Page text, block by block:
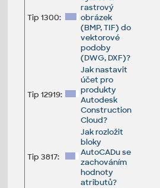
Tip 1300:
rastrový
obrázek
(BMP, TIF) do
vektorové
podoby
(DWG, DXF)?
Tip 12919:
Jak nastavit
účet pro
produkty
Autodesk
Construction
Cloud?
Tip 3817:
Jak rozložit
bloky
AutoCADu se
zachováním
hodnoty
atributů?